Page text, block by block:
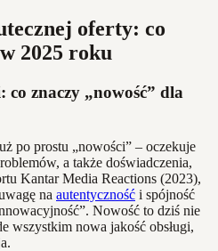
oferty: co
2025 roku
znaczy „nowość” dla
po prostu „nowości” – oczekuje
a także doświadczenia,
Kantar Media Reactions (2023),
na autentyczność i spójność
Nowość to dziś nie
wszystkim nowa jakość obsługi,